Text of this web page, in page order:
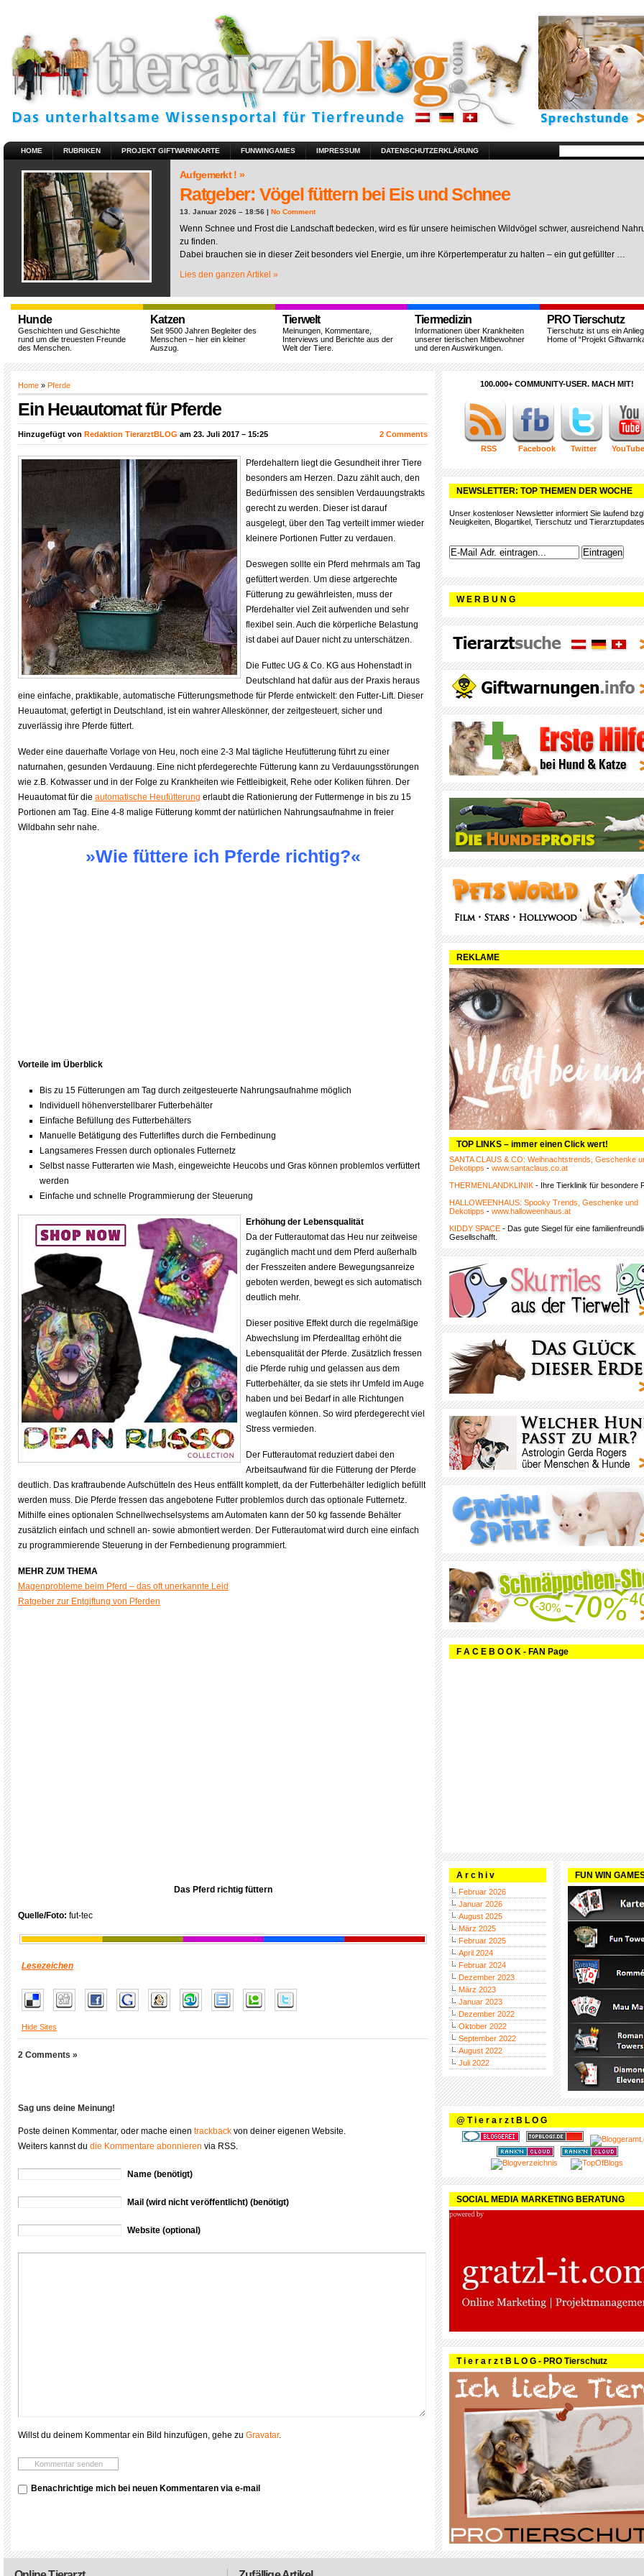
HOME RUBRIKEN PROJEKT GIFTWARNKARTE FUNWINGAMES IMPRESSUM DATENSCHUTZERKLÄRUNG
Aufgemerkt ! »
Ratgeber: Vögel füttern bei Eis und Schnee
13. Januar 2026 – 18:56 | No Comment
Wenn Schnee und Frost die Landschaft bedecken, wird es für unsere heimischen Wildvögel schwer, ausreichend
zu finden.
Dabei brauchen sie in dieser Zeit besonders viel Energie, um ihre Körpertemperatur zu halten – ein gut gefüllter …
Lies den ganzen Artikel »
Hunde
Geschichten und Geschichte
rund um die treuesten Freunde
des Menschen.
Katzen
Seit 9500 Jahren Begleiter des
Menschen – hier ein kleiner
Auszug.
Tierwelt
Meinungen, Kommentare,
Interviews und Berichte aus der
Welt der Tiere.
Tiermedizin
Informationen über Krankheiten
unserer tierischen Mitbewohner
und deren Auswirkungen.
PRO Tierschutz
Tierschutz ist uns ein
Home of “Projekt
Home » Pferde
Ein Heuautomat für Pferde
Hinzugefügt von Redaktion TierarztBLOG am 23. Juli 2017 – 15:25 2 Comments
Pferdehaltern liegt die Gesundheit ihrer Tiere
besonders am Herzen. Dazu zählt auch, den
Bedürfnissen des sensiblen Verdauungstrakts
gerecht zu werden. Dieser ist darauf
ausgelegt, über den Tag verteilt immer wieder
kleinere Portionen Futter zu verdauen.
Deswegen sollte ein Pferd mehrmals am Tag
gefüttert werden. Um diese artgerechte
Fütterung zu gewährleisten, muss der
Pferdehalter viel Zeit aufwenden und sehr
flexibel sein. Auch die körperliche Belastung
ist dabei auf Dauer nicht zu unterschätzen.
Die Futtec UG & Co. KG aus Hohenstadt in
Deutschland hat dafür aus der Praxis heraus
eine einfache, praktikable, automatische Fütterungsmethode für Pferde entwickelt: den Futter-Lift. Dieser
Heuautomat, gefertigt in Deutschland, ist ein wahrer Alleskönner, der zeitgesteuert, sicher und
zuverlässig ihre Pferde füttert.
Weder eine dauerhafte Vorlage von Heu, noch eine 2-3 Mal tägliche Heufütterung führt zu einer
naturnahen, gesunden Verdauung. Eine nicht pferdegerechte Fütterung kann zu Verdauungsstörungen
wie z.B. Kotwasser und in der Folge zu Krankheiten wie Fettleibigkeit, Rehe oder Koliken führen. Der
Heuautomat für die automatische Heufütterung erlaubt die Rationierung der Futtermenge in bis zu 15
Portionen am Tag. Eine 4-8 malige Fütterung kommt der natürlichen Nahrungsaufnahme in freier
Wildbahn sehr nahe.
»Wie füttere ich Pferde richtig?«
Vorteile im Überblick
Bis zu 15 Fütterungen am Tag durch zeitgesteuerte Nahrungsaufnahme möglich
Individuell höhenverstellbarer Futterbehälter
Einfache Befüllung des Futterbehälters
Manuelle Betätigung des Futterliftes durch die Fernbedinung
Langsameres Fressen durch optionales Futternetz
Selbst nasse Futterarten wie Mash, eingeweichte Heucobs und Gras können problemlos verfüttert
werden
Einfache und schnelle Programmierung der Steuerung
Erhöhung der Lebensqualität
Da der Futterautomat das Heu nur zeitweise
zugänglich macht und dem Pferd außerhalb
der Fresszeiten andere Bewegungsanreize
geboten werden, bewegt es sich automatisch
deutlich mehr.
Dieser positive Effekt durch die regelmäßige
Abwechslung im Pferdealltag erhöht die
Lebensqualität der Pferde. Zusätzlich fressen
die Pferde ruhig und gelassen aus dem
Futterbehälter, da sie stets ihr Umfeld im Auge
haben und bei Bedarf in alle Richtungen
weglaufen können. So wird pferdegerecht viel
Stress vermieden.
Der Futterautomat reduziert dabei den
Arbeitsaufwand für die Fütterung der Pferde
deutlich. Das kraftraubende Aufschütteln des Heus entfällt komplett, da der Futterbehälter lediglich befüllt
werden muss. Die Pferde fressen das angebotene Futter problemlos durch das optionale Futternetz.
Mithilfe eines optionalen Schnellwechselsystems am Automaten kann der 50 kg fassende Behälter
zusätzlich einfach und schnell an- sowie abmontiert werden. Der Futterautomat wird durch eine einfach
zu programmierende Steuerung in der Fernbedienung programmiert.
MEHR ZUM THEMA
Magenprobleme beim Pferd – das oft unerkannte Leid
Ratgeber zur Entgiftung von Pferden
Das Pferd richtig füttern
Quelle/Foto: fut-tec
Lesezeichen
Hide Sites
2 Comments »
Sag uns deine Meinung!
Poste deinen Kommentar, oder mache einen trackback von deiner eigenen Website.
Weiters kannst du die Kommentare abonnieren via RSS.
Name (benötigt)
Mail (wird nicht veröffentlicht) (benötigt)
Website (optional)
Willst du deinem Kommentar ein Bild hinzufügen, gehe zu Gravatar.
Benachrichtige mich bei neuen Kommentaren via e-mail
100.000+ COMMUNITY-USER. MACH MIT!
RSS Facebook Twitter YouTube
NEWSLETTER: TOP THEMEN DER WOCHE
Unser kostenloser Newsletter informiert Sie laufend
Neuigkeiten, Blogartikel, Tierschutz und
W E R B U N G
REKLAME
TOP LINKS – immer einen Click wert!
SANTA CLAUS & CO: Weihnachtstrends, Geschenke
Dekotipps - www.santaclaus.co.at
THERMENLANDKLINIK - Ihre Tierklinik für besondere
HALLOWEENHAUS: Spooky Trends, Geschenke und
Dekotipps - www.halloweenhaus.at
KIDDY SPACE - Das gute Siegel für eine
Gesellschafft.
F A C E B O O K - FAN Page
A r c h i v
Februar 2026
Januar 2026
August 2025
März 2025
Februar 2025
April 2024
Februar 2024
Dezember 2023
März 2023
Januar 2023
Dezember 2022
Oktober 2022
September 2022
August 2022
Juli 2022
FUN WIN
@ T i e r a r z t B L O G
SOCIAL MEDIA MARKETING BERATUNG
T i e r a r z t B L O G - PRO Tierschutz